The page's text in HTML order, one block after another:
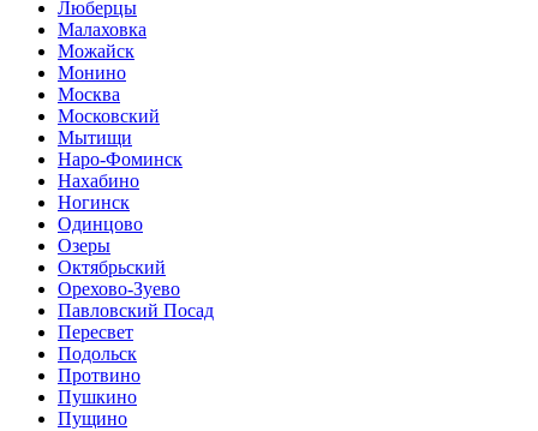
Люберцы
Малаховка
Можайск
Монино
Москва
Московский
Мытищи
Наро-Фоминск
Нахабино
Ногинск
Одинцово
Озеры
Октябрьский
Орехово-Зуево
Павловский Посад
Пересвет
Подольск
Протвино
Пушкино
Пущино